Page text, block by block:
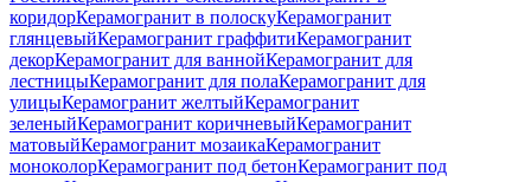
коридорКерамогранит в полоскуКерамогранит
глянцевыйКерамогранит граффитиКерамогранит
декорКерамогранит для ваннойКерамогранит для
лестницыКерамогранит для полаКерамогранит для
улицыКерамогранит желтыйКерамогранит
зеленыйКерамогранит коричневыйКерамогранит
матовыйКерамогранит мозаикаКерамогранит
моноколорКерамогранит под бетонКерамогранит под